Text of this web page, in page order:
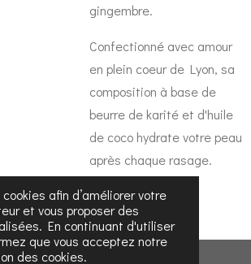
afin d’améliorer votre
et vous proposer des
En continuant d'utiliser
que vous acceptez notre
des cookies.
gingembre.
Confectionné avec amour
en plein coeur de Lyon, sa
composition à base de
beurre de karité et d'huile
de coco hydrate votre peau
après chaque rasage.